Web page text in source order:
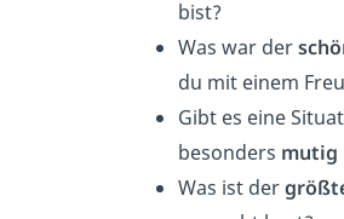
bist?
Was war der
du mit einem
Gibt es eine
besonders mutig
Was ist der